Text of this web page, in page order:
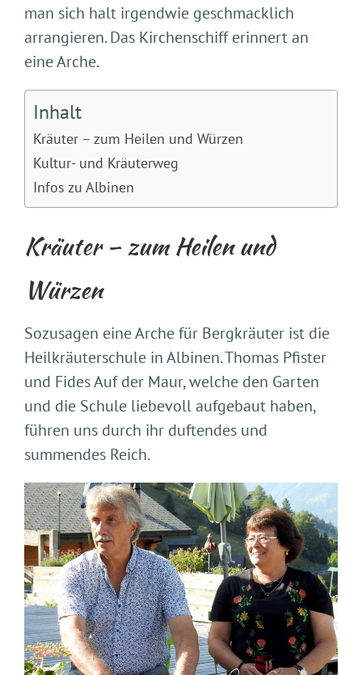
man sich halt irgendwie geschmacklich
arrangieren. Das Kirchenschiff erinnert an
eine Arche.
Inhalt
Kräuter – zum Heilen und Würzen
Kultur- und Kräuterweg
Infos zu Albinen
Kräuter – zum Heilen und
Würzen
Sozusagen eine Arche für Bergkräuter ist die
Heilkräuterschule in Albinen. Thomas Pfister
und Fides Auf der Maur, welche den Garten
und die Schule liebevoll aufgebaut haben,
führen uns durch ihr duftendes und
summendes Reich.